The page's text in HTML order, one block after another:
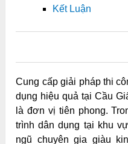
Kết Luận
Cung cấp giải pháp thi
dụng hiệu quả tại Cầu
là đơn vị tiên phong.
trình dân dụng tại khu
ngũ chuyên gia giàu